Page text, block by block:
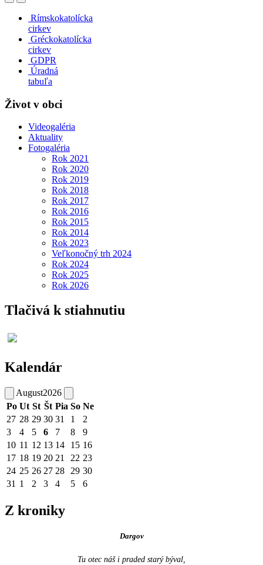
Rímskokatolícka
cirkev
Gréckokatolícka
cirkev
GDPR
Úradná
tabuľa
Život v obci
Videogaléria
Aktuality
Fotogaléria
Rok 2021
Rok 2020
Rok 2019
Rok 2018
Rok 2017
Rok 2016
Rok 2015
Rok 2014
Rok 2023
Veľkonočný trh 2024
Rok 2024
Rok 2025
Rok 2026
Tlačivá k stiahnutiu
Kalendár
August2026
Po Ut St Št Pia So Ne
27 28 29 30 31 1
2
3
4 5 6 7 8
9
10 11 12 13 14 15 16
17 18 19 20 21 22 23
24 25 26 27 28 29 30
31 1 2 3 4 5 6
Z kroniky
Dargov
Tu otec náš i praded starý býval,